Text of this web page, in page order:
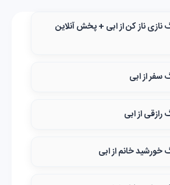
نازی ناز کن از ابی + پخش آنلاین
سفر از ابی
رازقی از ابی
خورشید خانم از ابی